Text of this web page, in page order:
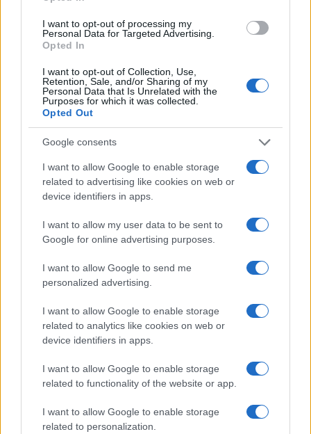
I want to opt-out of processing my
Personal Data for Targeted Advertising.
Opted In
I want to opt-out of Collection, Use,
Retention, Sale, and/or Sharing of my
Personal Data that Is Unrelated with the
Purposes for which it was collected.
Opted Out
Google consents
I want to allow Google to enable storage
related to advertising like cookies on web or
device identifiers in apps.
I want to allow my user data to be sent to
Google for online advertising purposes.
I want to allow Google to send me
personalized advertising.
I want to allow Google to enable storage
related to analytics like cookies on web or
device identifiers in apps.
I want to allow Google to enable storage
related to functionality of the website or app.
I want to allow Google to enable storage
related to personalization.
NECROLOGIE
Mario Malu
I nostri cari
I nostri cari
I nostri cari